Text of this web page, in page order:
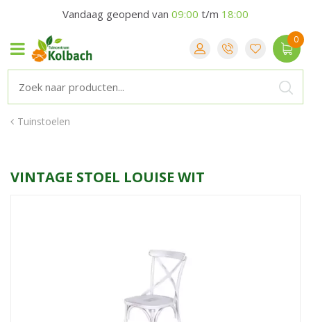
Tuinstoelen
Vandaag geopend van 09:00 t/m 18:00
VINTAGE STOEL LOUISE WIT